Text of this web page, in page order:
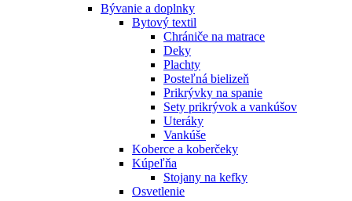
Bývanie a doplnky
Bytový textil
Chrániče na matrace
Deky
Plachty
Posteľná bielizeň
Prikrývky na spanie
Sety prikrývok a vankúšov
Uteráky
Vankúše
Koberce a koberčeky
Kúpeľňa
Stojany na kefky
Osvetlenie